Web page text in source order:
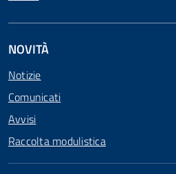
NOVITÀ
Notizie
Comunicati
Avvisi
Raccolta modulistica